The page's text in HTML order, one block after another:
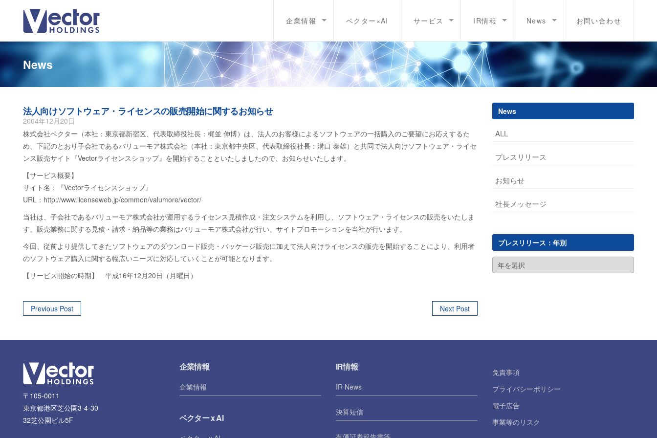
企業情報 ベクター×AI サービス IR情報 News お問い合わせ
News
法人向けソフトウェア・ライセンスの販売開始に関するお知らせ
2004年12月20日
株式会社ベクター（本社：東京都新宿区、代表取締役社長：梶並 伸博）は、法人のお客様によるソフトウェアの一括購入のご要望にお応えするた
め、下記のとおり子会社であるバリューモア株式会社（本社：東京都中央区、代表取締役社長：溝口 泰雄）と共同で法人向けソフトウェア・ライセ
ンス販売サイト『Vectorライセンスショップ』を開始することといたしましたので、お知らせいたします。
【サービス概要】
サイト名：『Vectorライセンスショップ』
URL：http://www.licenseweb.jp/common/valumore/vector/
当社は、子会社であるバリューモア株式会社が運用するライセンス見積作成・注文システムを利用し、ソフトウェア・ライセンスの販売をいたしま
す。販売業務に関する見積・請求・納品等の業務はバリューモア株式会社が行い、サイトプロモーションを当社が行います。
今回、従前より提供してきたソフトウェアのダウンロード販売・パッケージ販売に加えて法人向けライセンスの販売を開始することにより、利用者
のソフトウェア購入に関する幅広いニーズに対応していくことが可能となります。
【サービス開始の時期】 平成16年12月20日（月曜日）
Post
Previous Post Next Post
News
ALL
プレスリリース
お知らせ
社長メッセージ
プレスリリース：年別
〒105-0011
東京都港区芝公園3-4-30
32芝公園ビル5F
企業情報
企業情報
ベクター x AI
IR情報
IR News
決算短信
免責事項
プライバシーポリシー
電子広告
事業等のリスク